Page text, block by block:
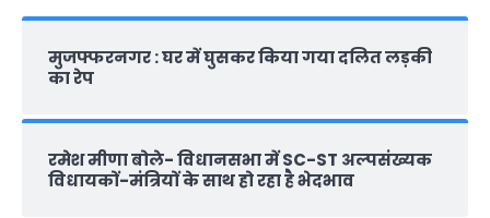
मुजफ्फरनगर : घर में घुसकर किया गया दलित लड़की
का रेप
रमेश मीणा बोले- विधानसभा में SC-ST अल्पसंख्यक
विधायकों-मंत्रियों के साथ हो रहा है भेदभाव